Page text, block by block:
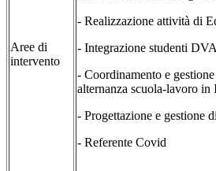
Aree di
intervento
- Realizzazione attività di
- Integrazione studenti
- Coordinamento e
alternanza scuola-lavoro
- Progettazione e gestione
- Referente Covid